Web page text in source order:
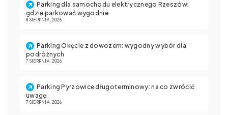
Parking dla samochodu elektrycznego Rzeszów:
gdzie parkować wygodnie
8 SIERPNIA, 2026
Parking Okęcie z dowozem: wygodny wybór dla
podróżnych
7 SIERPNIA, 2026
Parking Pyrzowice długoterminowy: na co zwrócić
uwagę
7 SIERPNIA, 2026